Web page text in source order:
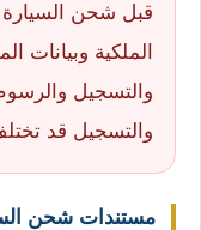
قبل شحن السيارة
الملكية وبيانات
والتسجيل
والتسجيل قد
مستندات شحن